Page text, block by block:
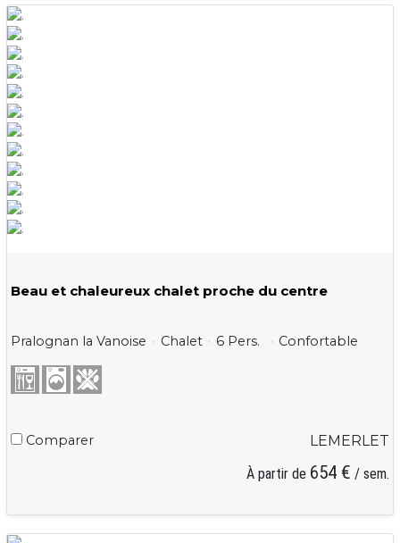
Beau et chaleureux chalet proche du centre
Pralognan la Vanoise Chalet 6 Pers. Confortable
Comparer
LEMERLET
À partir de 654 € / sem.